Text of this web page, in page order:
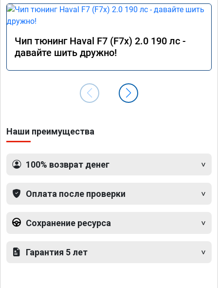
Чип тюнинг Haval F7 (F7x) 2.0 190 лс -
давайте шить дружно!
Наши преимущества
100% возврат денег
Оплата после проверки
Сохранение ресурса
Гарантия 5 лет